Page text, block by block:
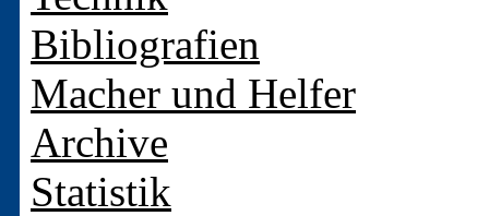
Bibliografien
Macher und Helfer
Archive
Statistik